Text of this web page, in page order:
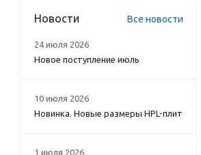
Новости Все новости
24 июля 2026
Новое поступление июль
10 июля 2026
Новинка. Новые размеры HPL-плит
1 июля 2026